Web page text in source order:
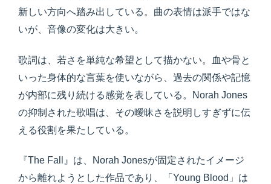
新しい方向へ踏み出している。曲の表情は派手ではな
いが、音像の変化は大きい。
歌詞は、若さを単純な希望として描かない。血や骨と
いった身体的な言葉を使いながら、過去の関係や記憶
が内部に残り続ける感覚を表している。Norah Jones
の抑制された歌唱は、その曖昧さを説明しすぎずに伝
える役割を果たしている。
『The Fall』は、Norah Jonesが固定されたイメージ
から離れようとした作品であり、「Young Blood」は